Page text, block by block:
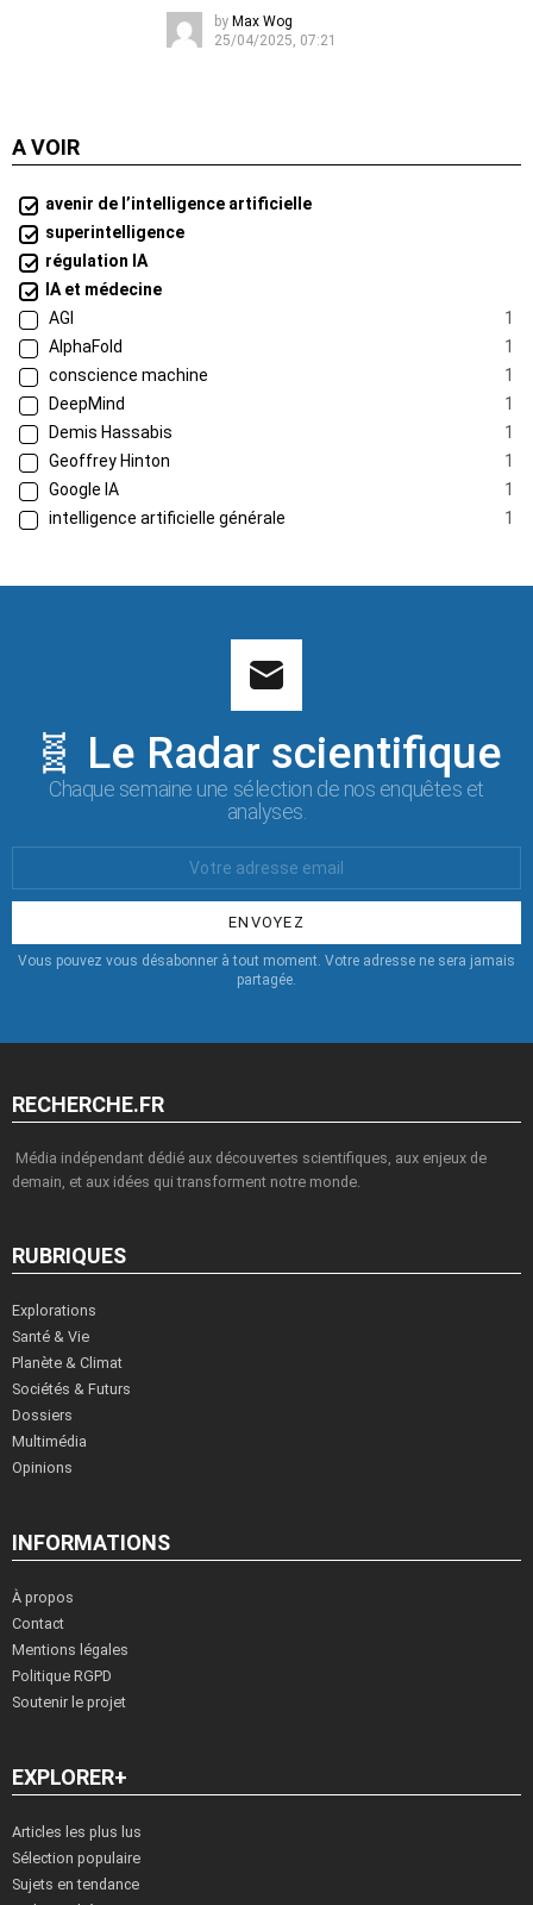
by Max Wog
25/04/2025, 07:21
A VOIR
avenir de l’intelligence artificielle
superintelligence
régulation IA
IA et médecine
AGI
1
AlphaFold
1
conscience machine
1
DeepMind
1
Demis Hassabis
1
Geoffrey Hinton
1
Google IA
1
intelligence artificielle générale
1
🧬 Le Radar scientifique
Chaque semaine une sélection de nos enquêtes et
analyses.
:
Vous pouvez vous désabonner à tout moment. Votre adresse ne sera jamais
partagée.
RECHERCHE.FR
Média indépendant dédié aux découvertes scientifiques, aux enjeux de
demain, et aux idées qui transforment notre monde.
RUBRIQUES
Explorations
Santé & Vie
Planète & Climat
Sociétés & Futurs
Dossiers
Multimédia
Opinions
INFORMATIONS
À propos
Contact
Mentions légales
Politique RGPD
Soutenir le projet
EXPLORER+
Articles les plus lus
Sélection populaire
Sujets en tendance